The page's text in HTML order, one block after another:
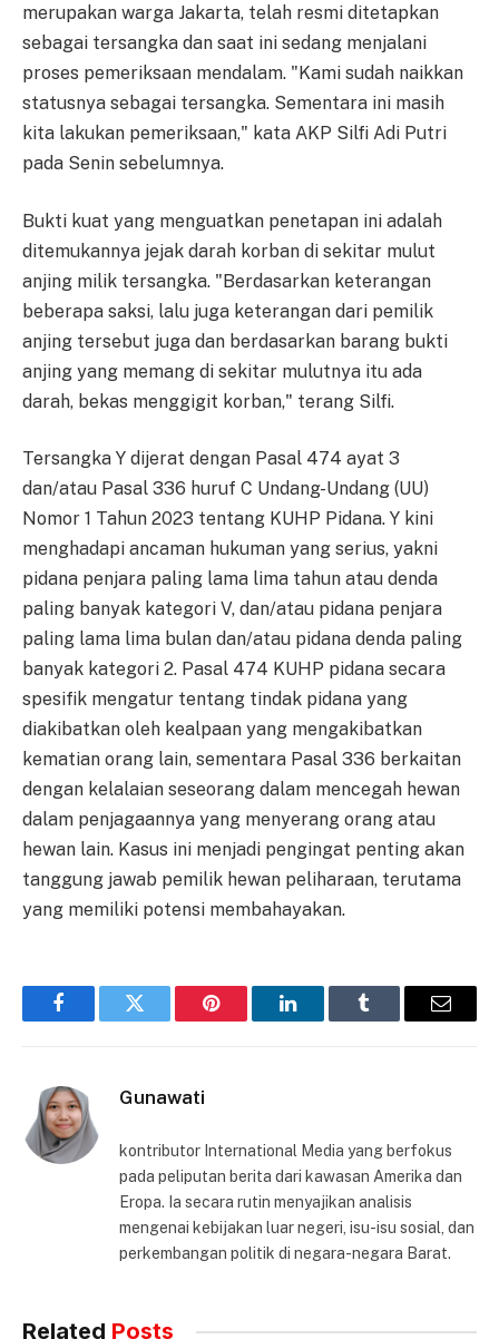
merupakan warga Jakarta, telah resmi ditetapkan
sebagai tersangka dan saat ini sedang menjalani
proses pemeriksaan mendalam. "Kami sudah naikkan
statusnya sebagai tersangka. Sementara ini masih
kita lakukan pemeriksaan," kata AKP Silfi Adi Putri
pada Senin sebelumnya.
Bukti kuat yang menguatkan penetapan ini adalah
ditemukannya jejak darah korban di sekitar mulut
anjing milik tersangka. "Berdasarkan keterangan
beberapa saksi, lalu juga keterangan dari pemilik
anjing tersebut juga dan berdasarkan barang bukti
anjing yang memang di sekitar mulutnya itu ada
darah, bekas menggigit korban," terang Silfi.
Tersangka Y dijerat dengan Pasal 474 ayat 3
dan/atau Pasal 336 huruf C Undang-Undang (UU)
Nomor 1 Tahun 2023 tentang KUHP Pidana. Y kini
menghadapi ancaman hukuman yang serius, yakni
pidana penjara paling lama lima tahun atau denda
paling banyak kategori V, dan/atau pidana penjara
paling lama lima bulan dan/atau pidana denda paling
banyak kategori 2. Pasal 474 KUHP pidana secara
spesifik mengatur tentang tindak pidana yang
diakibatkan oleh kealpaan yang mengakibatkan
kematian orang lain, sementara Pasal 336 berkaitan
dengan kelalaian seseorang dalam mencegah hewan
dalam penjagaannya yang menyerang orang atau
hewan lain. Kasus ini menjadi pengingat penting akan
tanggung jawab pemilik hewan peliharaan, terutama
yang memiliki potensi membahayakan.
FacebookTwitter Pinterest LinkedInTumblr Email
Gunawati
kontributor International Media yang berfokus
pada peliputan berita dari kawasan Amerika dan
Eropa. Ia secara rutin menyajikan analisis
mengenai kebijakan luar negeri, isu-isu sosial, dan
perkembangan politik di negara-negara Barat.
Related Posts